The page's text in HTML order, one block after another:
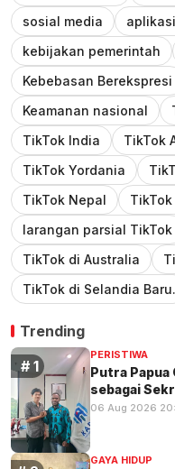
sosial media
kebijakan pemerintah
Kebebasan Berekspresi
Keamanan nasional
TikTok India
TikTok
TikTok Yordania
TikTok Nepal
larangan parsial TikTok
TikTok di Australia
TikTok di Selandia Baru.
Trending
PERISTIWA
Putra
sebagai
06 Aug 2026
GAYA HIDUP